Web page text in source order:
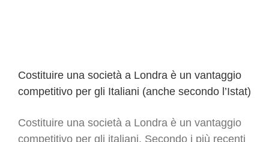
Costituire una società a Londra è un vantaggio
competitivo per gli Italiani (anche secondo l’Istat)
Costituire una società a Londra è un vantaggio
competitivo per gli italiani. Secondo i più recenti